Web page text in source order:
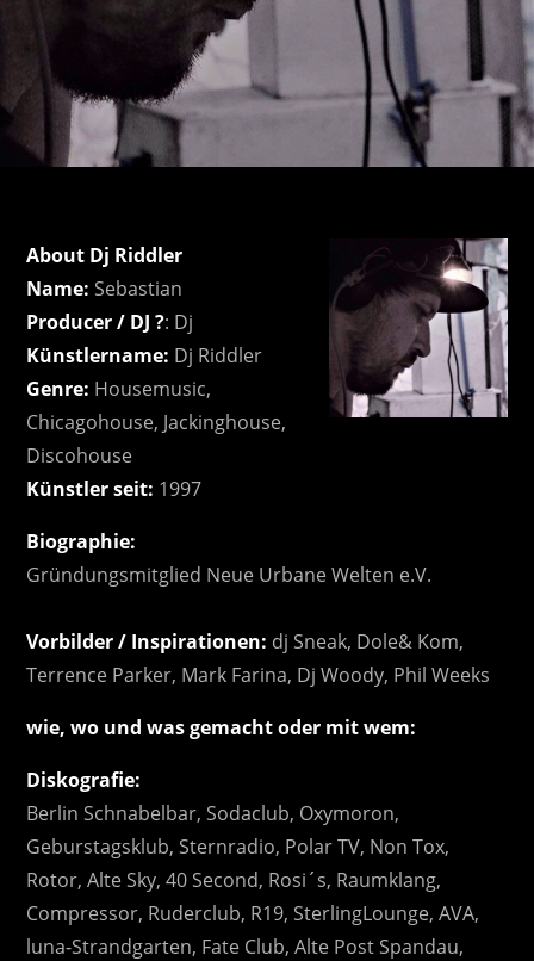
About Dj Riddler
Name: Sebastian
Producer / DJ ?: Dj
Künstlername: Dj Riddler
Genre: Housemusic,
Chicagohouse, Jackinghouse,
Discohouse
Künstler seit: 1997
Biographie:
Gründungsmitglied Neue Urbane Welten e.V.
Vorbilder / Inspirationen: dj Sneak, Dole& Kom,
Terrence Parker, Mark Farina, Dj Woody, Phil Weeks
wie, wo und was gemacht oder mit wem:
Diskografie:
Berlin Schnabelbar,Sodaclub, Oxymoron,
Geburstagsklub,Sternradio, Polar TV, Non Tox,
Rotor,Alte Sky,40 Second, Rosi´s, Raumklang,
Compressor, Ruderclub, R19,SterlingLounge,AVA,
luna-Strandgarten, Fate Club,Alte Post Spandau,